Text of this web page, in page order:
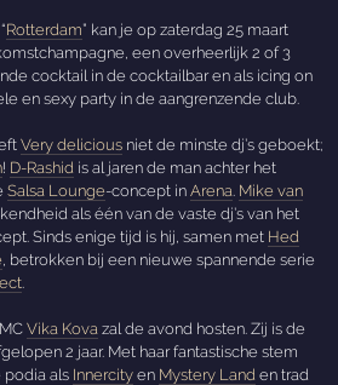
Rotterdam” kan je op zaterdag 25 maart
een overheerlijk 2 of 3
cocktail in de cocktailbar en als icing on
en sexy party in de aangrenzende club.
Very delicious niet de minste dj’s geboekt;
! D-Rashid is al jaren de man achter het
Salsa Lounge-concept inArena Mike van
als één van de vaste dj’s van het
Sinds enige tijd is hij, samen met Hed
, betrokken bij een nieuwe spannende serie
Vika Kova zal de avond hosten. Zij is de
2 jaar. Met haar fantastische stem
podia als Innercity en Mystery Land en trad